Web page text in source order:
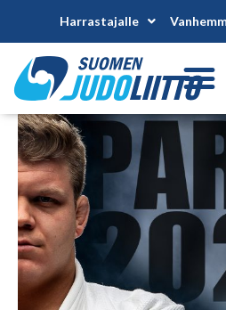
Harrastajalle